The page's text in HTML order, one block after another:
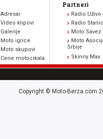
Adresar
Video klipovi
Galerije
Moto igrice
Moto skupovi
Cene motocikala
Partneri
Radio Uživo
Radio
Moto Savez
Moto
Srbije
Skinny Max
Copyright © Moto-Berza.com